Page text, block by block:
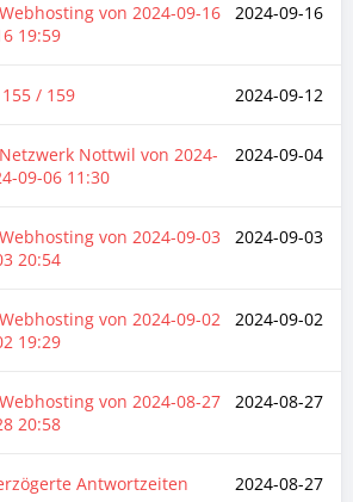
2024-09-16
von 2024-09-16
19:59
2024-09-12
/ 159
2024-09-04
Nottwil von 2024-
09-06 11:30
2024-09-03
von 2024-09-03
20:54
2024-09-02
von 2024-09-02
19:29
2024-08-27
von 2024-08-27
20:58
2024-08-27
Antwortzeiten